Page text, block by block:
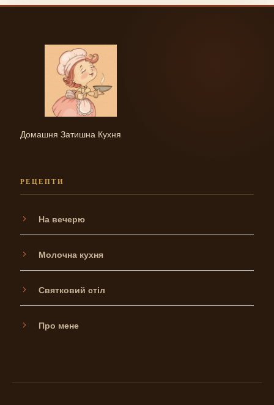
Домашня Затишна Кухня
РЕЦЕПТИ
На вечерю
Молочна кухня
Святковий стіл
Про мене